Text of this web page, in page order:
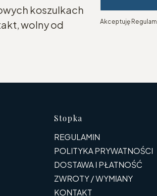
koszulkach
wolny od
Akceptuję
Linki w
Stopka
REGULAMIN
POLITYKA PRYWATNOŚCI
DOSTAWA I PŁATNOŚĆ
ZWROTY / WYMIANY
KONTAKT